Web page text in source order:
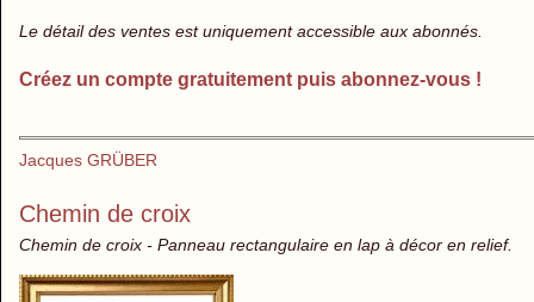
Le détail des ventes est uniquement accessible aux abonnés.
Créez un compte gratuitement puis abonnez-vous !
Jacques GRÜBER
Chemin de croix
Chemin de croix - Panneau rectangulaire en lap à décor en relief.